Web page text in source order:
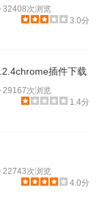
32408次浏览
3.0分
插件下载
29167次浏览
1.4分
22743次浏览
4.0分